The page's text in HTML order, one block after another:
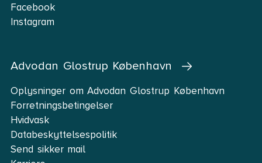
Facebook
Instagram
Advodan Glostrup København
Oplysninger om Advodan Glostrup København
Forretningsbetingelser
Hvidvask
Databeskyttelsespolitik
Send sikker mail